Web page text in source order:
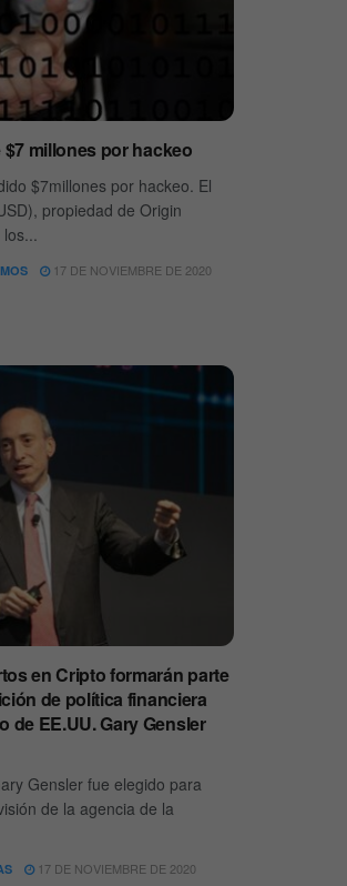
millones por hackeo
$7millones por hackeo. El
propiedad de Origin
17 DE NOVIEMBRE DE 2020
en Cripto formarán parte
de política financiera
de EE.UU. Gary Gensler
Gensler fue elegido para
de la agencia de la
17 DE NOVIEMBRE DE 2020